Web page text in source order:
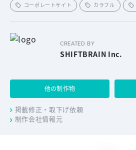
コーポレートサイト カラフル
CREATED BY
SHIFTBRAIN Inc.
他の制作物
掲載修正・取下げ依頼
制作会社情報元